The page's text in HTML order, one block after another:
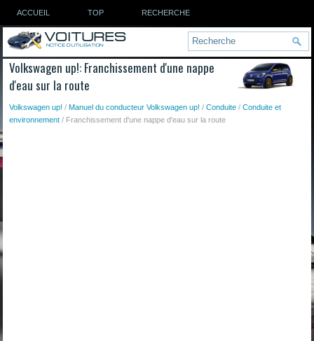
ACCUEIL TOP RECHERCHE
Volkswagen up!: Franchissement d'une nappe
d'eau sur la route
Volkswagen up! /Manuel du conducteur Volkswagen up! /Conduite /Conduite et
environnement / Franchissement d'une nappe d'eau sur la route